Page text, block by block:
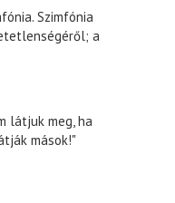
Szimfónia
a
látjuk meg, ha
mások!"